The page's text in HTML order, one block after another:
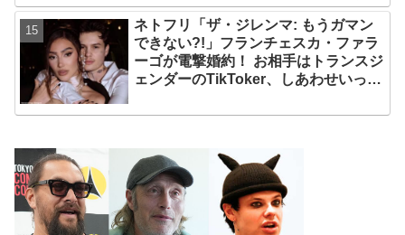
ッド・コープが関与
ネトフリ「ザ・ジレンマ: もうガマン
できない?!」フランチェスカ・ファラ
ーゴが電撃婚約！ お相手はトランスジ
ェンダーのTikToker、しあわせいっぱ